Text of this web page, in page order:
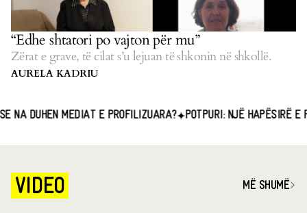
“Edhe shtatori po vajton për mu”
Zërat e grave, të cilat s’u lejuan të shkonin në shkollë.
AURELA KADRIU
MEDIAT E PROFILIZUARA? POTPURI: NJË HAPËSIRË E
VIDEO MË SHUMË